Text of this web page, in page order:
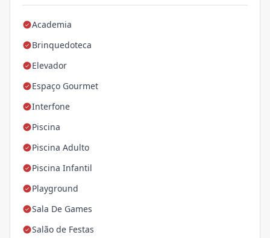
Academia
Brinquedoteca
Elevador
Espaço Gourmet
Interfone
Piscina
Piscina Adulto
Piscina Infantil
Playground
Sala De Games
Salão de Festas